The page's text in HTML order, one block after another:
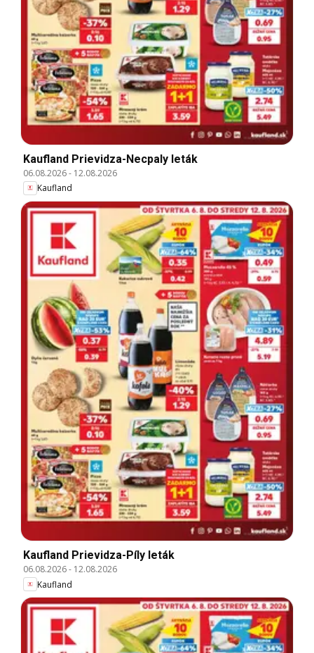
Kaufland Prievidza-Necpaly leták
06.08.2026- 12.08.2026
Kaufland
Kaufland Prievidza-Píly leták
06.08.2026- 12.08.2026
Kaufland